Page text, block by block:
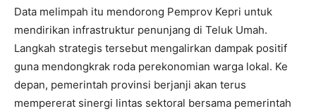
Data melimpah itu mendorong Pemprov Kepri untuk
mendirikan infrastruktur penunjang di Teluk Umah.
Langkah strategis tersebut mengalirkan dampak positif
guna mendongkrak roda perekonomian warga lokal. Ke
depan, pemerintah provinsi berjanji akan terus
mempererat sinergi lintas sektoral bersama pemerintah